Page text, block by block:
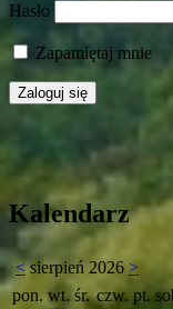
Hasło
Zapamiętaj mnie
Kalendarz
< sierpień 2026 >
pon. wt. śr. czw. pt.